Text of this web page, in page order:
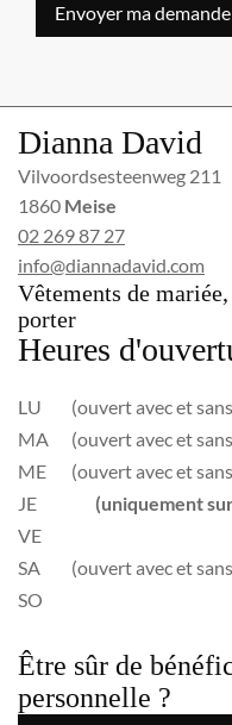
Envoyer ma demande
Dianna David
Vilvoordsesteenweg 211
1860 Meise
02 269 87 27
info@diannadavid.com
Vêtements de
porter
Heures
LU
(ouvert avec et
MA
(ouvert avec et
ME
(ouvert avec et
JE
(uniquement
VE
SA
(ouvert avec et
SO
Être sûr de
personnelle ?